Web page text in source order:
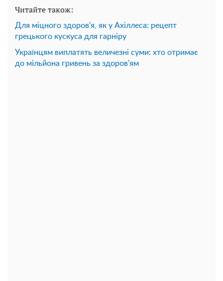
Читайте також:
Для міцного здоров'я, як у Ахіллеса: рецепт
грецького кускуса для гарніру
Українцям виплатять величезні суми: хто отримає
до мільйона гривень за здоров'ям